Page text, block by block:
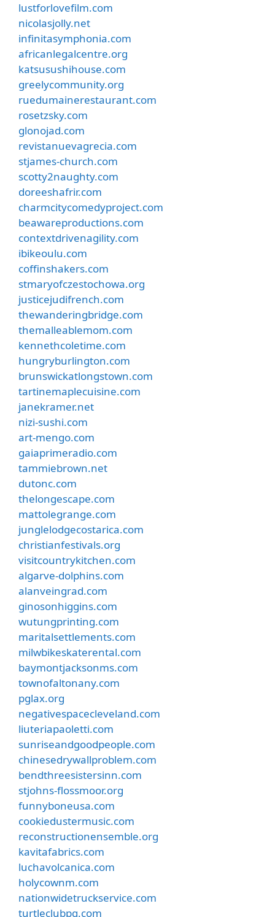
lustforlovefilm.com
nicolasjolly.net
infinitasymphonia.com
africanlegalcentre.org
katsusushihouse.com
greelycommunity.org
ruedumainerestaurant.com
rosetzsky.com
glonojad.com
revistanuevagrecia.com
stjames-church.com
scotty2naughty.com
doreeshafrir.com
charmcitycomedyproject.com
beawareproductions.com
contextdrivenagility.com
ibikeoulu.com
coffinshakers.com
stmaryofczestochowa.org
justicejudifrench.com
thewanderingbridge.com
themalleablemom.com
kennethcoletime.com
hungryburlington.com
brunswickatlongstown.com
tartinemaplecuisine.com
janekramer.net
nizi-sushi.com
art-mengo.com
gaiaprimeradio.com
tammiebrown.net
dutonc.com
thelongescape.com
mattolegrange.com
junglelodgecostarica.com
christianfestivals.org
visitcountrykitchen.com
algarve-dolphins.com
alanveingrad.com
ginosonhiggins.com
wutungprinting.com
maritalsettlements.com
milwbikeskaterental.com
baymontjacksonms.com
townofaltonany.com
pglax.org
negativespacecleveland.com
liuteriapaoletti.com
sunriseandgoodpeople.com
chinesedrywallproblem.com
bendthreesistersinn.com
stjohns-flossmoor.org
funnyboneusa.com
cookiedustermusic.com
reconstructionensemble.org
kavitafabrics.com
luchavolcanica.com
holycownm.com
nationwidetruckservice.com
turtleclubpg.com